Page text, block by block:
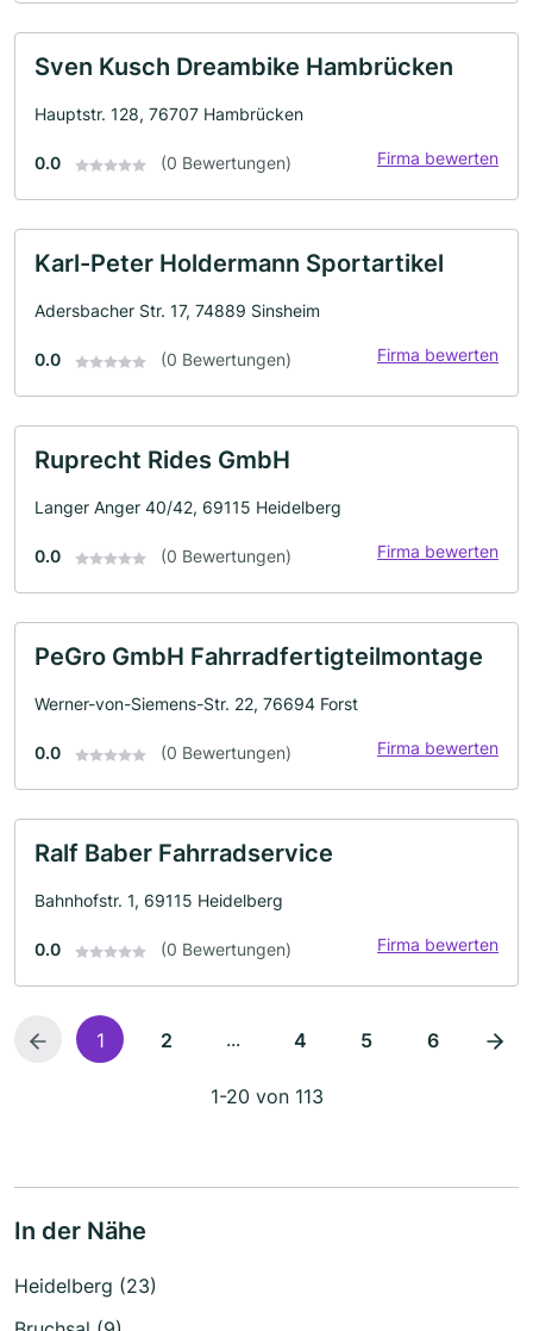
Sven Kusch Dreambike Hambrücken
Hauptstr. 128, 76707 Hambrücken
0.0 (0 Bewertungen) Firma bewerten
Karl-Peter Holdermann Sportartikel
Adersbacher Str. 17, 74889 Sinsheim
0.0 (0 Bewertungen) Firma bewerten
Ruprecht Rides GmbH
Langer Anger 40/42, 69115 Heidelberg
0.0 (0 Bewertungen) Firma bewerten
PeGro GmbH Fahrradfertigteilmontage
Werner-von-Siemens-Str. 22, 76694 Forst
0.0 (0 Bewertungen) Firma bewerten
Ralf Baber Fahrradservice
Bahnhofstr. 1, 69115 Heidelberg
0.0 (0 Bewertungen) Firma bewerten
1 2 ... 4 5 6
1-20 von 113
In der Nähe
Heidelberg (23)